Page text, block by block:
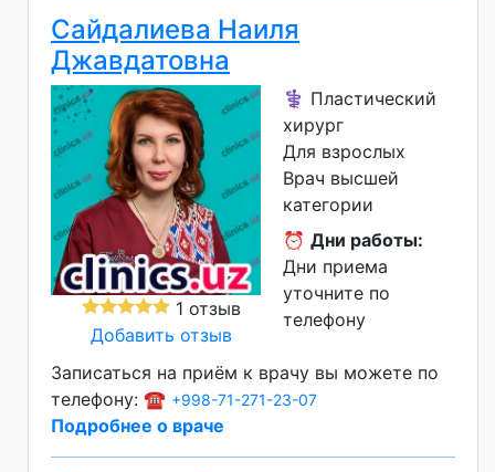
Сайдалиева Наиля
Джавдатовна
1 отзыв
Добавить отзыв
⚕️ Пластический
хирург
Для взрослых
Врач высшей
категории
⏰ Дни работы:
Дни приема
уточните по
телефону
Записаться на приём к врачу вы можете по
телефону: ☎️ +998-71-271-23-07
Подробнее о враче